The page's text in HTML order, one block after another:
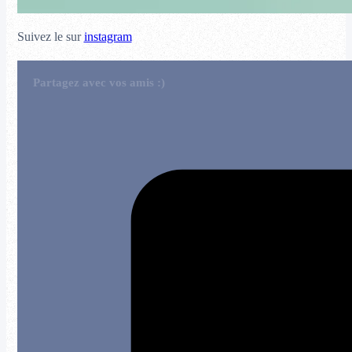
Suivez le surinstagram
Partagez avec vos amis :)